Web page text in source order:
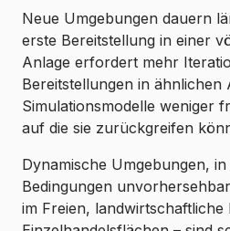
Neue Umgebungen dauern
erste Bereitstellung in einer
Anlage erfordert mehr
Bereitstellungen in ähnlichen
Simulationsmodelle weniger
auf die sie zurückgreifen
Dynamische Umgebungen,
Bedingungen
im Freien,